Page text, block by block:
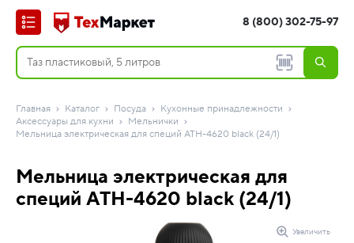
8 (800) 302-75-97
Главная Каталог Посуда
Кухонные принадлежности
Аксессуары для кухни
Мельнички
Мельница электрическая для специй ATH-4620 black (24/1)
Мельница электрическая для
специй ATH-4620 black (24/1)
Увеличить